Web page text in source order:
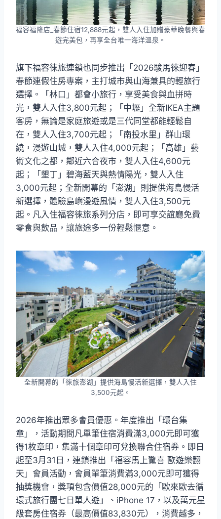
福容福隆店_春節住宿12,888元起，雙人入住加贈豪華晚餐與春
遊完美包，再享全台唯一海洋溫泉。
旗下福容徠旅連鎖也同步推出「2026駿馬徠迎春」
春節連假住房專案，主打城市與山海兼具的輕旅行
選擇。「林口」都會小旅行，享受美食與血拼時
光，雙人入住3,800元起；「中壢」全新IKEA主題
客房，無論是家庭旅遊或是三代同堂都能輕鬆自
在，雙人入住3,700元起；「南投水里」群山環
繞，漫遊山城，雙人入住4,000元起；「高雄」藝
術文化之都，鄰近六合夜市，雙人入住4,600元
起；「墾丁」碧海藍天與熱情陽光，雙人入住
3,000元起；全新開幕的「澎湖」則提供海島慢活
新選擇，體驗島嶼漫遊風情，雙人入住3,500元
起。凡入住福容徠旅系列分店，即可享交誼廳免費
零食與飲品，讓旅途多一份輕鬆愜意。
全新開幕的「徠旅澎湖」提供海島慢活新選擇，雙人入住
3,500元起。
2026年推出眾多會員優惠。年度推出「環台集
章」，活動期間凡單筆住宿消費滿3,000元即可獲
得1枚章印，集滿十個章印可兌換聯合住宿券。即日
起至3月31日，連鎖推出「福容馬上驚喜 歐遊樂翻
天」會員活動，會員單筆消費滿3,000元即可獲得
抽獎機會，獎項包含價值28,000元的「歐來歐去循
環式旅行團七日單人遊」、iPhone 17，以及萬元星
級套房住宿券（最高價值83,830元），消費越多，